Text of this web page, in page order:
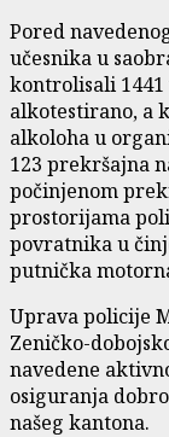
Pored
učesnika u
kontrolisali 1441
alkotestirano, a
alkoloha u
123 prekršajna
počinjenom
prostorijama
povratnika u
putnička
Uprava policije
Zeničko-
navedene
osiguranja
našeg kantona.